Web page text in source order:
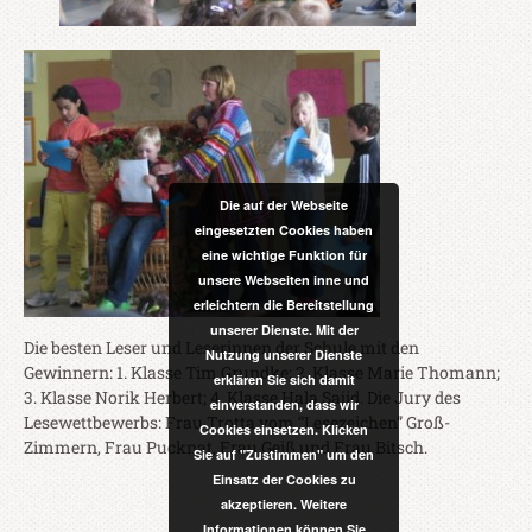
Die besten Leser und Leserinnen der Schule mit den
Gewinnern: 1. Klasse Tim Grundke; 2. Klasse Marie Thomann;
3. Klasse Norik Herbert; 4. Klasse Hala Sajid. Die Jury des
Lesewettbewerbs: Frau Trotta vom “Lesezeichen” Groß-
Zimmern, Frau Pucknat, Frau Geiß und Frau Bitsch.
Die auf der Webseite
eingesetzten Cookies haben
eine wichtige Funktion für
unsere Webseiten inne und
erleichtern die Bereitstellung
unserer Dienste. Mit der
Nutzung unserer Dienste
erklären Sie sich damit
einverstanden, dass wir
Cookies einsetzen. Klicken
Sie auf "Zustimmen" um den
Einsatz der Cookies zu
akzeptieren. Weitere